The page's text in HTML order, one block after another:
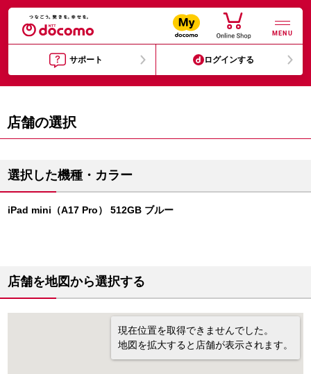
MENU
サポート ログインする
店舗の選択
選択した機種・カラー
iPad mini（A17 Pro） 512GB ブルー
店舗を地図から選択する
現在位置を取得できませんでした。
地図を拡大すると店舗が表示されます。